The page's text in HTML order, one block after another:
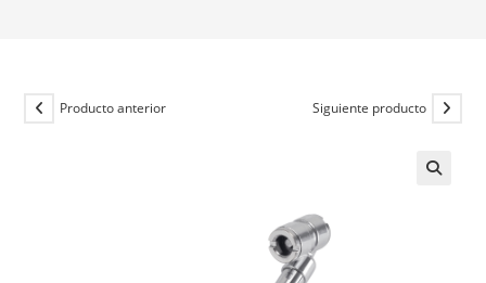
Producto anterior Siguiente producto